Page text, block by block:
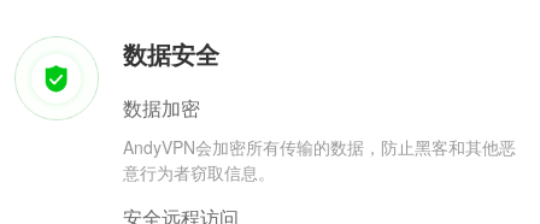
数据安全
数据加密
AndyVPN会加密所有传输的数据，防止黑客和其他恶
意行为者窃取信息。
安全远程访问